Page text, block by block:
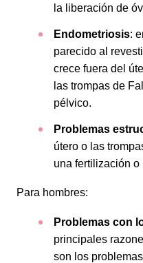
la liberación de
Endometriosis:
parecido al
crece fuera del
las trompas de
pélvico.
Problemas
útero o las
una fertilización
Para hombres:
Problemas con
principales
son los